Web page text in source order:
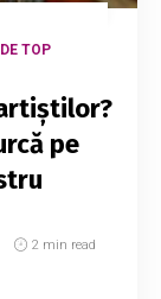
TOP
pe
2 min read